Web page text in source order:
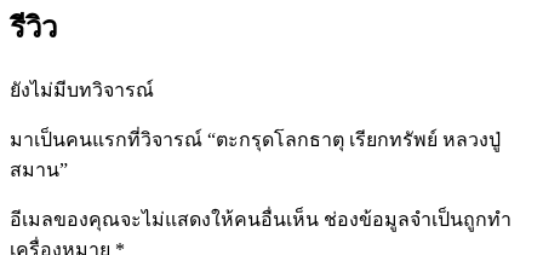
รีวิว
ยังไม่มีบทวิจารณ์
มาเป็นคนแรกที่วิจารณ์ “ตะกรุดโลกธาตุ เรียกทรัพย์ หลวงปู่
สมาน”
อีเมลของคุณจะไม่แสดงให้คนอื่นเห็น ช่องข้อมูลจำเป็นถูกทำ
เครื่องหมาย *